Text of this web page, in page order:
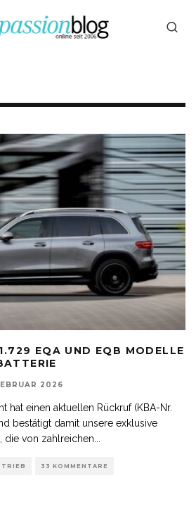
EQA UND EQB MODELLE
2026
hat einen aktuellen Rückruf (KBA-Nr.
bestätigt damit unsere exklusive
die von zahlreichen
33 KOMMENTARE